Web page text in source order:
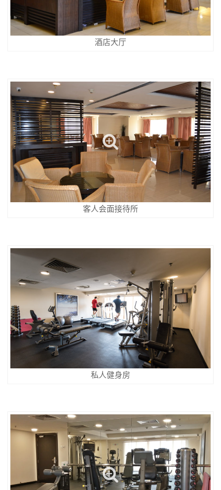
酒店大厅
客人会面接待所
私人健身房